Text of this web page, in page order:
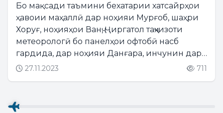
Бо мақсади таъмини бехатарии хатсайрҳои
ҳавоии маҳаллӣ дар ноҳияи Мурғоб, шаҳри
Хоруғ, ноҳияҳои Ванҷ, Ҷиргатол таҷҳизоти
метеорологӣ бо панелҳои офтобӣ насб
гардида, дар ноҳияи Данғара, инчунин дар
шаҳрҳои Панҷакент ва Исфара он иқдоми
27.11.2023 711